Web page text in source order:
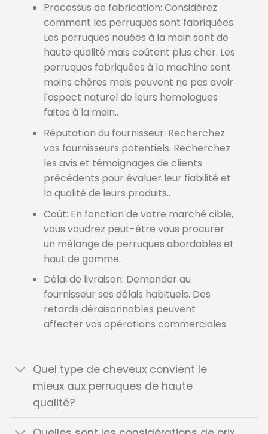
Processus de fabrication: Considérez
comment les perruques sont fabriquées.
Les perruques nouées à la main sont de
haute qualité mais coûtent plus cher. Les
perruques fabriquées à la machine sont
moins chères mais peuvent ne pas avoir
l'aspect naturel de leurs homologues
faites à la main..
Réputation du fournisseur: Recherchez
vos fournisseurs potentiels. Recherchez
les avis et témoignages de clients
précédents pour évaluer leur fiabilité et
la qualité de leurs produits..
Coût: En fonction de votre marché cible,
vous voudrez peut-être vous procurer
un mélange de perruques abordables et
haut de gamme.
Délai de livraison: Demander au
fournisseur ses délais habituels. Des
retards déraisonnables peuvent
affecter vos opérations commerciales.
Quel type de cheveux convient le
mieux aux perruques de haute
qualité?